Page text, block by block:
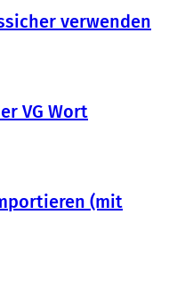
verwenden
VG Wort
(mit